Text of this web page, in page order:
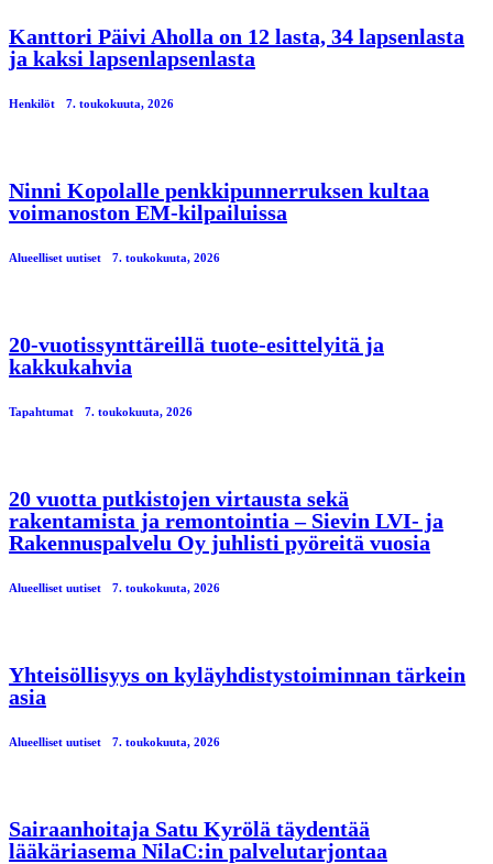
Kanttori Päivi Aholla on 12 lasta, 34 lapsenlasta
ja kaksi lapsenlapsenlasta
Henkilöt 7. toukokuuta, 2026
Ninni Kopolalle penkkipunnerruksen kultaa
voimanoston EM-kilpailuissa
Alueelliset uutiset 7. toukokuuta, 2026
20-vuotissynttäreillä tuote-esittelyitä ja
kakkukahvia
Tapahtumat 7. toukokuuta, 2026
20 vuotta putkistojen virtausta sekä
rakentamista ja remontointia – Sievin LVI- ja
Rakennuspalvelu Oy juhlisti pyöreitä vuosia
Alueelliset uutiset 7. toukokuuta, 2026
Yhteisöllisyys on kyläyhdistystoiminnan tärkein
asia
Alueelliset uutiset 7. toukokuuta, 2026
Sairaanhoitaja Satu Kyrölä täydentää
lääkäriasema NilaC:in palvelutarjontaa